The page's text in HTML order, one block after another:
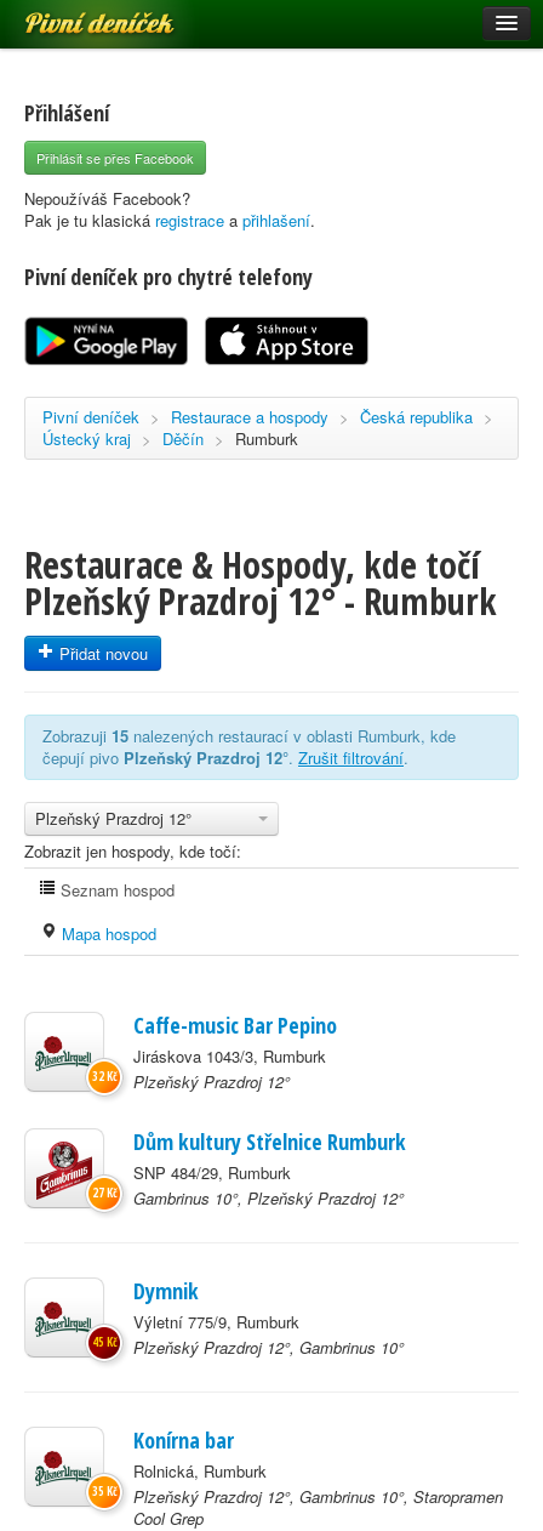
Pivní deníček
Pivní mapa
Pivní značky
Nápověda
Registrace
Přihlášení
Přihlásit se přes Facebook
Nepoužíváš Facebook?
Pak je tu klasická registrace a přihlašení.
Pivní deníček pro chytré telefony
Pivní deníček > Restaurace a hospody > Česká republika >
Ústecký kraj > Děčín > Rumburk
Restaurace & Hospody, kde točí
Plzeňský Prazdroj 12° - Rumburk
Přidat novou
Zobrazuji 15 nalezených restaurací v oblasti Rumburk, kde
čepují pivo Plzeňský Prazdroj 12°. Zrušit filtrování.
Plzeňský Prazdroj 12°
Zobrazit jen hospody, kde točí:
Seznam hospod
Mapa hospod
Caffe-music Bar Pepino
Jiráskova 1043/3, Rumburk
Plzeňský Prazdroj 12°
32 Kč
Dům kultury Střelnice Rumburk
SNP 484/29, Rumburk
Gambrinus 10°, Plzeňský Prazdroj 12°
27 Kč
Dymnik
Výletní 775/9, Rumburk
Plzeňský Prazdroj 12°, Gambrinus 10°
45 Kč
Konírna bar
Rolnická, Rumburk
Plzeňský Prazdroj 12°, Gambrinus 10°, Staropramen
Cool Grep
35 Kč